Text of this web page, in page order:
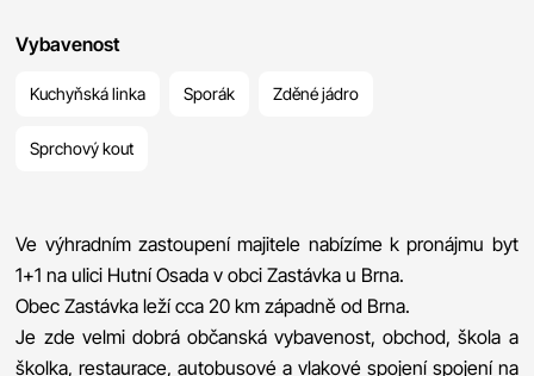
Vybavenost
Kuchyňská linka Sporák Zděné jádro
Sprchový kout
Ve výhradním zastoupení majitele nabízíme k pronájmu byt
1+1 na ulici Hutní Osada v obci Zastávka u Brna.
Obec Zastávka leží cca 20 km západně od Brna.
Je zde velmi dobrá občanská vybavenost, obchod, škola a
školka, restaurace, autobusové a vlakové spojení spojení na